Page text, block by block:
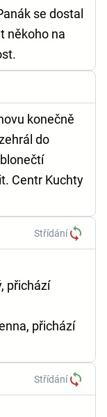
se dostal
někoho na
konečně
do
Centr Kuchty
Střídání
přichází
přichází
Střídání